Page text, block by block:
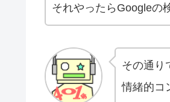
それやったらGoogleの
その通り
情緒的コ